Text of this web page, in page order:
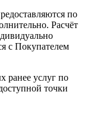
по
Расчёт
с Покупателем
ранее услуг по
точки